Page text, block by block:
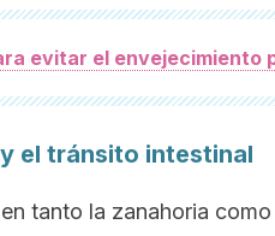
evitar el envejecimiento
el tránsito intestinal
tanto la zanahoria